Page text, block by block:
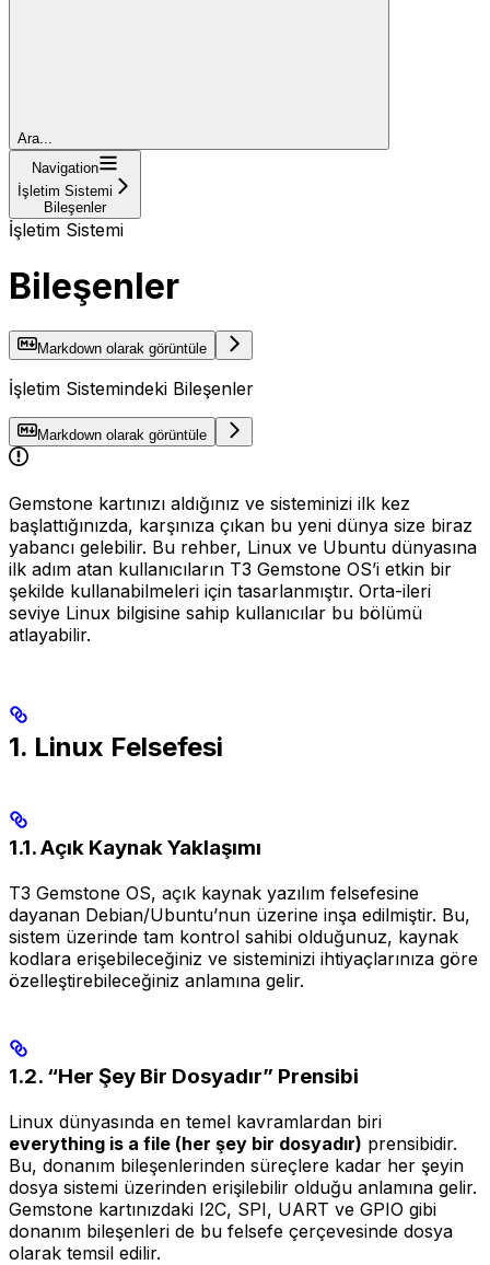
Ara...
Navigation
İşletim Sistemi
Bileşenler
İşletim Sistemi
Bileşenler
Markdown olarak görüntüle
İşletim Sistemindeki Bileşenler
Markdown olarak görüntüle
Gemstone kartınızı aldığınız ve sisteminizi ilk kez
başlattığınızda, karşınıza çıkan bu yeni dünya size biraz
yabancı gelebilir. Bu rehber, Linux ve Ubuntu dünyasına
ilk adım atan kullanıcıların T3 Gemstone OS’i etkin bir
şekilde kullanabilmeleri için tasarlanmıştır. Orta-ileri
seviye Linux bilgisine sahip kullanıcılar bu bölümü
atlayabilir.
1. Linux Felsefesi
1.1. Açık Kaynak Yaklaşımı
T3 Gemstone OS, açık kaynak yazılım felsefesine
dayanan Debian/Ubuntu’nun üzerine inşa edilmiştir. Bu,
sistem üzerinde tam kontrol sahibi olduğunuz, kaynak
kodlara erişebileceğiniz ve sisteminizi ihtiyaçlarınıza göre
özelleştirebileceğiniz anlamına gelir.
1.2. “Her Şey Bir Dosyadır” Prensibi
Linux dünyasında en temel kavramlardan biri
everything is a file (her şey bir dosyadır) prensibidir.
Bu, donanım bileşenlerinden süreçlere kadar her şeyin
dosya sistemi üzerinden erişilebilir olduğu anlamına gelir.
Gemstone kartınızdaki I2C, SPI, UART ve GPIO gibi
donanım bileşenleri de bu felsefe çerçevesinde dosya
olarak temsil edilir.